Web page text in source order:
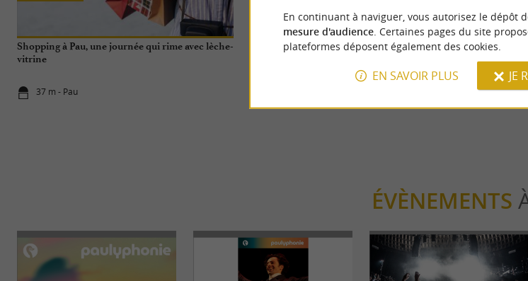
Shopping à Pau, une journée qui rime avec lèche-
vitrine
37 m - Pau
2 jours à Pau et aux alentours Les
37 m
ÉVÈNEMENTS
En continuant à naviguer, vous autorisez le dépôt
mesure d'audience. Certaines pages du site
plateformes déposent également des cookies.
EN SAVOIR PLUS JE